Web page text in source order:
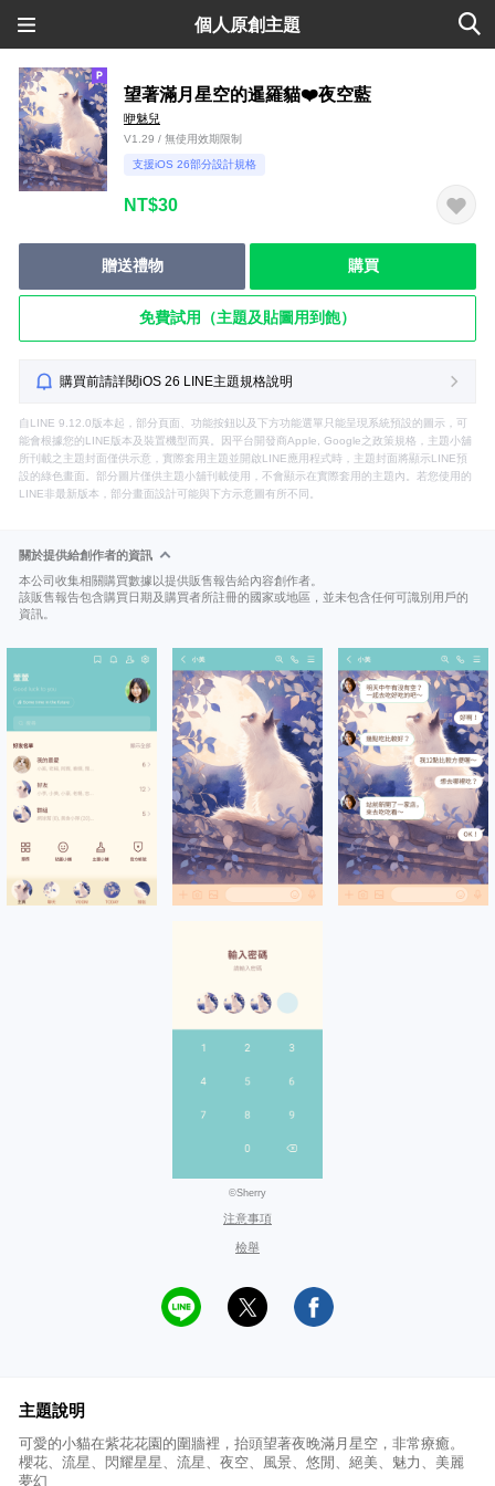
個人原創主題
望著滿月星空的暹羅貓❤️夜空藍
咿魅兒
V1.29 / 無使用效期限制
支援iOS 26部分設計規格
NT$30
贈送禮物 購買
免費試用（主題及貼圖用到飽）
購買前請詳閱iOS 26 LINE主題規格說明
自LINE 9.12.0版本起，部分頁面、功能按鈕以及下方功能選單只能呈現系統預設的圖示，可
能會根據您的LINE版本及裝置機型而異。因平台開發商Apple, Google之政策規格，主題小舖
所刊載之主題封面僅供示意，實際套用主題並開啟LINE應用程式時，主題封面將顯示LINE預
設的綠色畫面。部分圖片僅供主題小舖刊載使用，不會顯示在實際套用的主題內。若您使用的
LINE非最新版本，部分畫面設計可能與下方示意圖有所不同。
關於提供給創作者的資訊
本公司收集相關購買數據以提供販售報告給內容創作者。
該販售報告包含購買日期及購買者所註冊的國家或地區，並未包含任何可識別用戶的
資訊。
©Sherry
注意事項
檢舉
主題說明
可愛的小貓在紫花花園的圍牆裡，抬頭望著夜晚滿月星空，非常療癒。
櫻花、流星、閃耀星星、流星、夜空、風景、悠閒、絕美、魅力、美麗
夢幻